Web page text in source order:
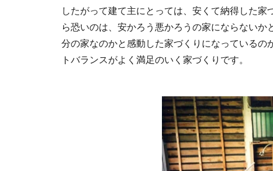
したがって建て主にとっては、安くて納得した
ら恐いのは、安かろう悪かろうの家にならない
分の家なのかと感動した家づくりになっている
トバランスがよく満足のいく家づくりです。